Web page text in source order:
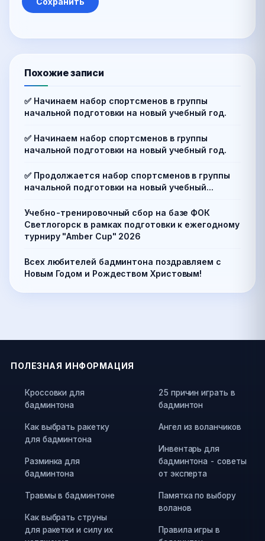
Похожие записи
✅ Начинаем набор спортсменов в группы
начальной подготовки на новый учебный год.
✅ Начинаем набор спортсменов в группы
начальной подготовки на новый учебный год.
✅ Продолжается набор спортсменов в группы
начальной подготовки на новый учебный...
Учебно-тренировочный сбор на базе ФОК
Светлогорск в рамках подготовки к ежегодному
турниру "Amber Cup" 2026
Всех любителей бадминтона поздравляем с
Новым Годом и Рождеством Христовым!
ПОЛЕЗНАЯ ИНФОРМАЦИЯ
Кроссовки для
бадминтона
Как выбрать ракетку
для бадминтона
Разминка для
бадминтона
Травмы в бадминтоне
Как выбрать струны
для ракетки и силу их
25 причин играть в
бадминтон
Ангел из воланчиков
Инвентарь для
бадминтона - советы
от эксперта
Памятка по выбору
воланов
Правила игры в